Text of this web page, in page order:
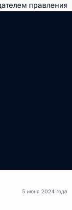
5 июня 2024 года